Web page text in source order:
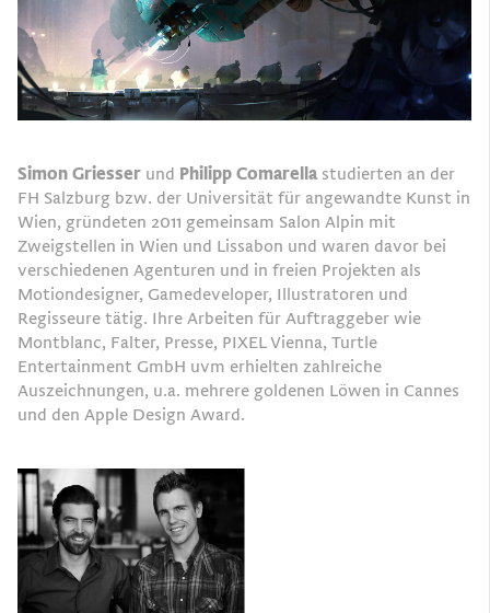
Simon Griesser und Philipp Comarella studierten an der
FH Salzburg bzw. der Universität für angewandte Kunst in
Wien, gründeten 2011 gemeinsam Salon Alpin mit
Zweigstellen in Wien und Lissabon und waren davor bei
verschiedenen Agenturen und in freien Projekten als
Motiondesigner, Gamedeveloper, Illustratoren und
Regisseure tätig. Ihre Arbeiten für Auftraggeber wie
Montblanc, Falter, Presse, PIXEL Vienna, Turtle
Entertainment GmbH uvm erhielten zahlreiche
Auszeichnungen, u.a. mehrere goldenen Löwen in Cannes
und den Apple Design Award.